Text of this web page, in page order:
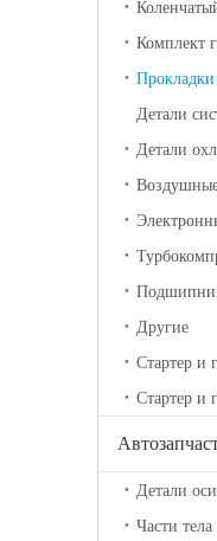
Прокладки
Детали
Детали
Другие
Стартер и
Стартер и
Детали оси
Части тела